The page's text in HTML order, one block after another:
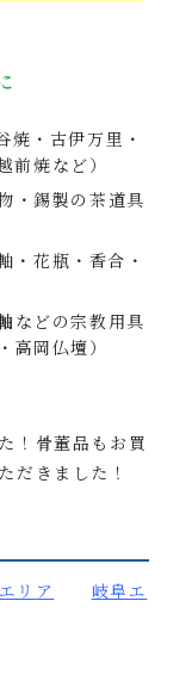
焼・古伊万里・
前焼など）
・錫製の茶道具
・花瓶・香合・
などの宗教用具
高岡仏壇）
！骨董品もお買
だきました！
リア
岐阜エ